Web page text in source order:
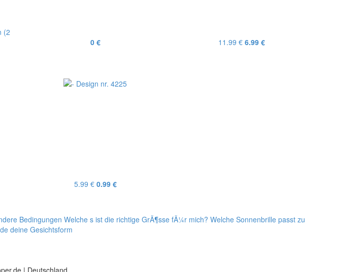
(2
0 € 11.99 € 6.99 €
5.99 € 0.99 €
Bedingungen Welche s ist die richtige GrÃ¶sse fÃ¼r mich? Welche Sonnenbrille passt zu
deine Gesichtsform
| Deutschland